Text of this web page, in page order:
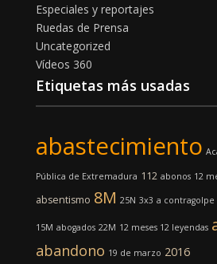
Especiales y reportajes
Ruedas de Prensa
Uncategorized
Vídeos 360
Etiquetas más usadas
abastecimiento
Pública de Extremadura 112 abonos 12
absentismo 8M 25N 3x3 a contragolpe
15M abogados 22M 12 meses 12 leyendas
abandono 19 de marzo 2016